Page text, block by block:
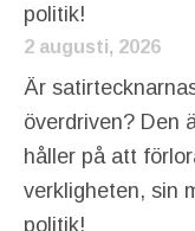
politik!
2 augusti, 2026
Är
överdriven? Den
håller på att
verkligheten, sin
politik!